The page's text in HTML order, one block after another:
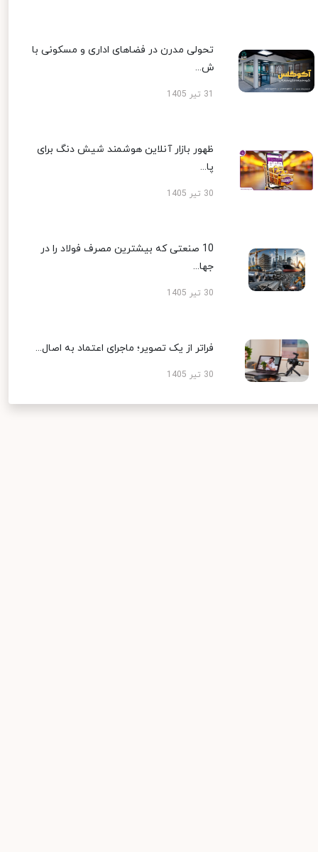
تحولی مدرن در فضاهای اداری و مسکونی با
ش...
ظهور بازار آنلاین هوشمند شیش دنگ برای
پا...
30 تیر 1405
10 صنعتی که بیشترین مصرف فولاد را در
جها...
30 تیر 1405
فراتر از یک تصویر؛ ماجرای اعتماد به اصال...
30 تیر 1405